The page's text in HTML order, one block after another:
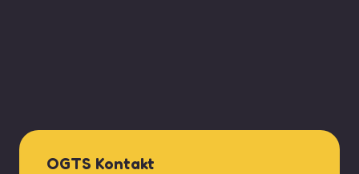
OGTS Kontakt